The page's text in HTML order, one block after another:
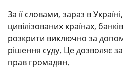
За її словами, зараз в
цивілізованих країнах,
розкрити виключно за
рішення суду. Це дозволяє
прав громадян.